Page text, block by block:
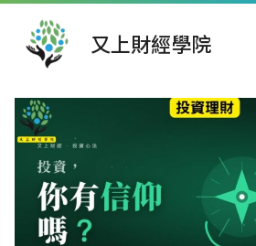
跳
又上財經學院
章
覽